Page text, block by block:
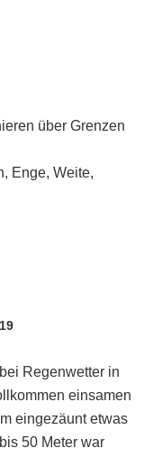
über Grenzen
Enge, Weite,
Regenwetter in
einsamen
eingezäunt etwas
50 Meter war